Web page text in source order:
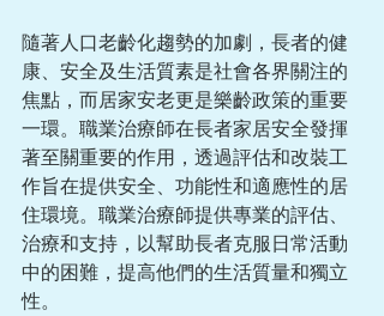
隨著人口老齡化趨勢的加劇，長者的健
康、安全及生活質素是社會各界關注的
焦點，而居家安老更是樂齡政策的重要
一環。職業治療師在長者家居安全發揮
著至關重要的作用，透過評估和改裝工
作旨在提供安全、功能性和適應性的居
住環境。職業治療師提供專業的評估、
治療和支持，以幫助長者克服日常活動
中的困難，提高他們的生活質量和獨立
性。